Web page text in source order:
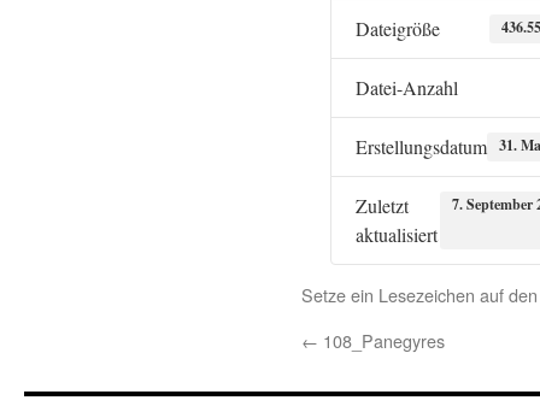
Dateigröße
Datei-Anzahl
Erstellungsdatum 31.
Zuletzt
aktualisiert
7. September
Setze ein Lesezeichen auf
← 108_Panegyres